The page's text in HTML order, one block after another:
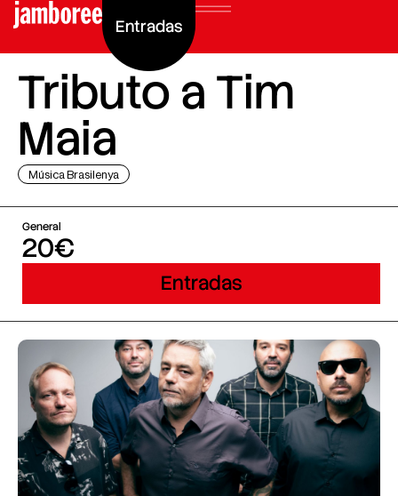
Entradas
Tributo a Tim
Maia
Música Brasilenya
General
20€
Entradas